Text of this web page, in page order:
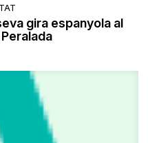
gira espanyola al